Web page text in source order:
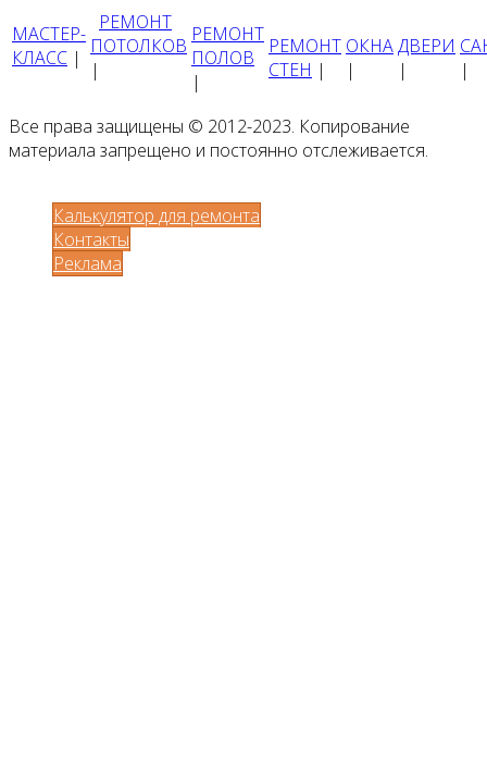
МАСТЕР-
КЛАСС |
РЕМОНТ
ПОТОЛКОВ
|
РЕМОНТ
ПОЛОВ
|
РЕМОНТ
СТЕН |
ОКНА
|
ДВЕРИ
|
|
Все права защищены © 2012-2023. Копирование
материала запрещено и постоянно отслеживается.
Калькулятор для ремонта
Контакты
Реклама